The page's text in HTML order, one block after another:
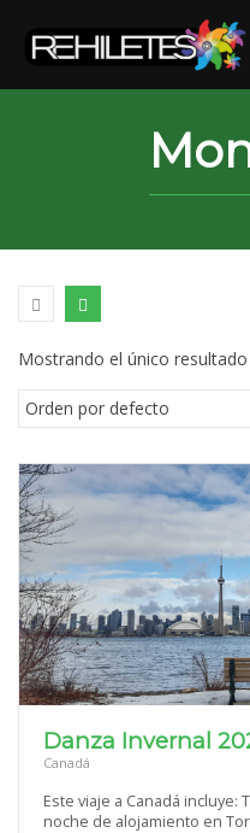
content
Mostrando el único resultado
Danza Invernal
Canadá
Este viaje a Canadá incluye:
noche de alojamiento en